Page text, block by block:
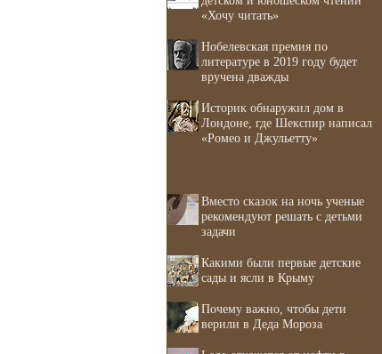
«Хочу читать»
Нобелевская премия по
литературе в 2019 году будет
вручена дважды
Историк обнаружил дом в
Лондоне, где Шекспир написал
«Ромео и Джульетту»
Вместо сказок на ночь ученые
рекомендуют решать с детьми
задачи
Какими были первые детские
сады и ясли в Крыму
Почему важно, чтобы дети
верили в Деда Мороза